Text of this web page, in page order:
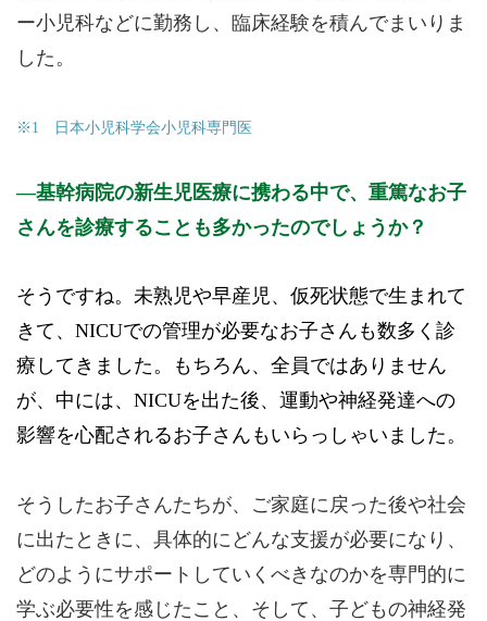
ー小児科などに勤務し、臨床経験を積んでまいりま
した。
※1 日本小児科学会小児科専門医
基幹病院の新生児医療に携わる中で、重篤なお子
さんを診療することも多かったのでしょうか？
そうですね。未熟児や早産児、仮死状態で生まれて
きて、NICUでの管理が必要なお子さんも数多く診
療してきました。もちろん、全員ではありません
が、中には、NICUを出た後、運動や神経発達への
影響を心配されるお子さんもいらっしゃいました。
そうしたお子さんたちが、ご家庭に戻った後や社会
に出たときに、具体的にどんな支援が必要になり、
どのようにサポートしていくべきなのかを専門的に
学ぶ必要性を感じたこと、そして、子どもの神経発